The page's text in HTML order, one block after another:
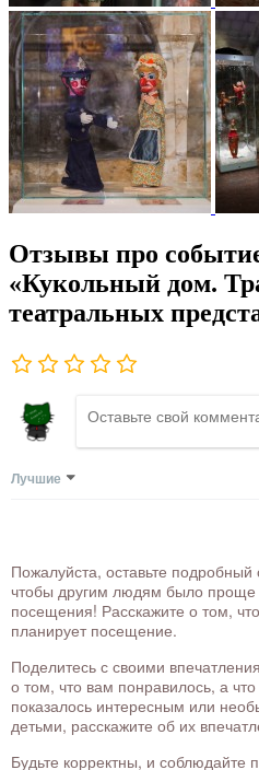
Отзывы про
«Кукольный дом.
театральных
Лучшие
Пожалуйста, оставьте
чтобы другим людям было
посещения! Расскажите о том,
планирует посещение.
Поделитесь с своими
о том, что вам понравилось, а
показалось интересным или
детьми, расскажите об их
Будьте корректны, и соблюдайте